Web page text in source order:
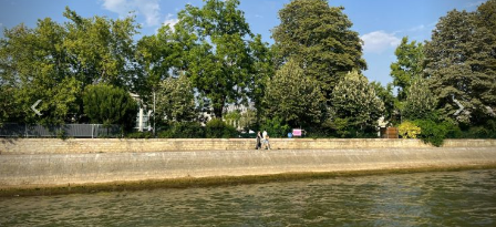
< >